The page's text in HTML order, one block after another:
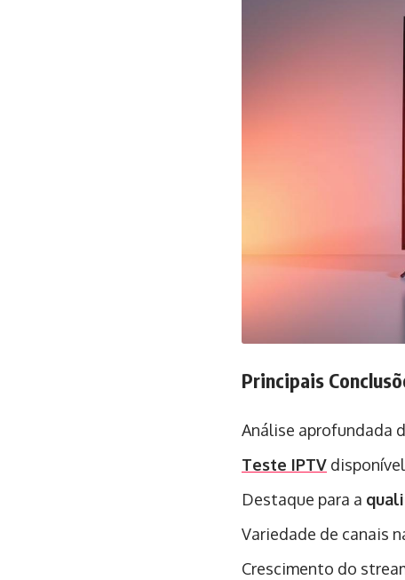
Principais
Análise aprofundada
Teste IPTV
Destaque para a
Variedade de canais
Crescimento do